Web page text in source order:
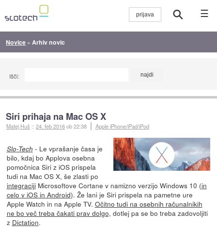
☰
Novice » Arhiv novic
Išči:
Siri prihaja na Mac OS X
Matej Huš ::24. feb 2016ob 22:38 Apple iPhone/iPad/iPod
Slo-Tech - Le vprašanje časa je
bilo, kdaj bo Applova osebna
pomočnica Siri z iOS prispela
tudi na Mac OS X, še zlasti po
integracijiMicrosoftove Cortane v namizno verzijo Windows 10 (in
celo v iOS in Android). Že lani je Siri prispela na pametne ure
Apple Watch in na Apple TV. Očitno tudi na osebnih računalnikih
ne bo več treba čakati prav dolgo, dotlej pa se bo treba zadovoljiti
z Dictation.